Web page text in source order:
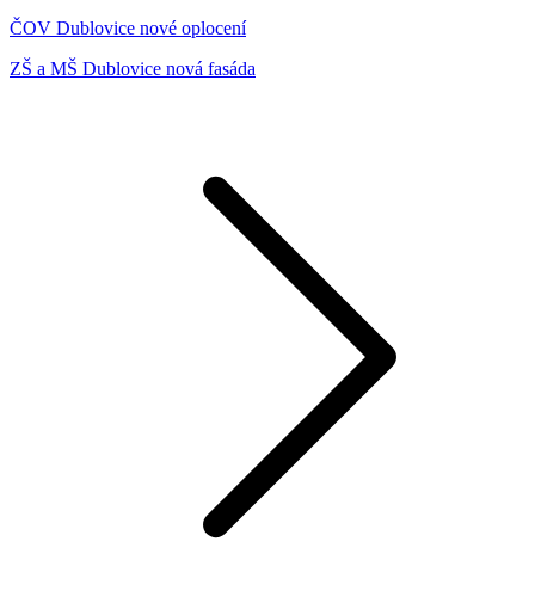
ČOV Dublovice nové oplocení
ZŠ a MŠ Dublovice nová fasáda